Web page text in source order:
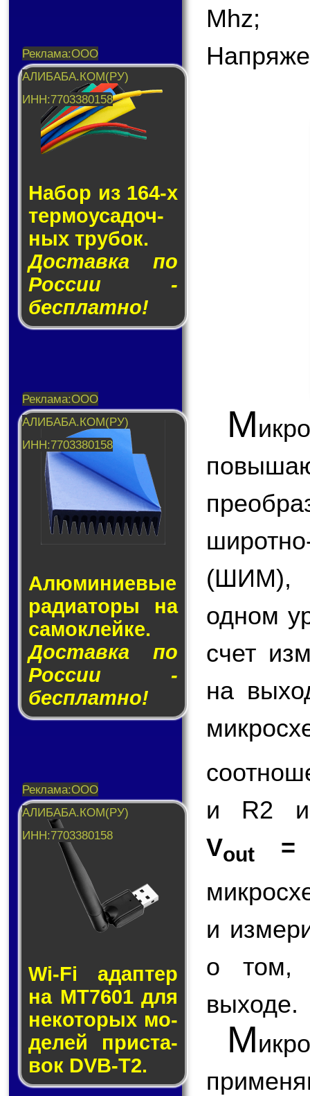
Набор из 164-х
тер­мо­у­са­доч­
ных тру­бок.
Доставка по
России -
бесплатно!
Алюминие­вые
ра­ди­а­то­ры на
са­мо­клей­ке.
Доставка по
России -
бесплатно!
Wi-Fi адап­тер
на MT7601 для
не­ко­то­рых мо­
де­лей прис­та­
вок DVB-T2.
Mhz;
М
(ШИМ),
одном
счет
на
и R2 и
Vout
=
и
о том,
выходе.
М